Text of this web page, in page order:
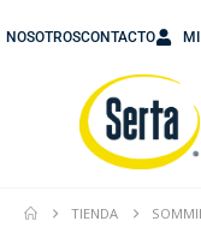
NOSOTROSCONTACTO
TIENDA